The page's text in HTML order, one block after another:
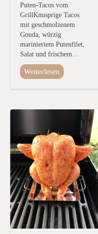
Puten-Tacos vom
GrillKnusprige Tacos
mit geschmolzenem
Gouda, würzig
mariniertem Putenfilet,
Salat und frischem…
Weiterlesen